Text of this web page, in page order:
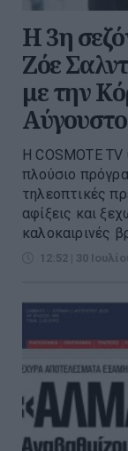
Η 3η
Ζόε
με την
Η COSMOTE
πλούσιο
τηλεοπτικές
αφίξεις και
καλοκαιρινές
12:52 | 30